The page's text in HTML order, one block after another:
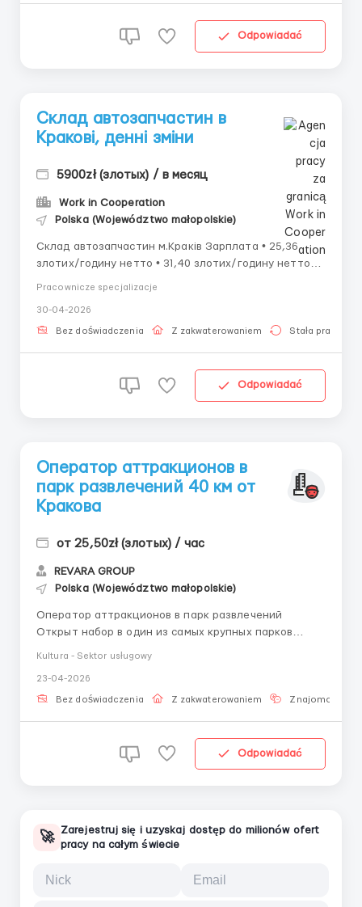
Odpowiadać
Склад автозапчастин в
Кракові, денні зміни
5900zł (злотых) / в месяц
Work in Cooperation
Polska (Województwo małopolskie)
Склад автозапчастин м.Краків Зарплата • 25,36
злотих/годину нетто • 31,40 злотих/годину нетто
12:00–22:00. Жінки: початок о 05:45 (1 зміна) •
обов&rsquo...
Pracownicze specjalizacje
30-04-2026
Bez doświadczenia Z zakwaterowaniem Stała praca
Odpowiadać
Оператор аттракционов в
парк развлечений 40 км от
Кракова
от 25,50zł (злотых) / час
REVARA GROUP
Polska (Województwo małopolskie)
Оператор аттракционов в парк развлечений
Открыт набор в один из самых крупных парков
Кракова) Мужчины и пары Обязательное
требование: знание польского на коммуникативном
Kultura - Sektor usługowy
23-04-2026
Bez doświadczenia Z zakwaterowaniem Znajomość
Odpowiadać
🚀
Zarejestruj się i uzyskaj dostęp do milionów ofert
pracy na całym świecie